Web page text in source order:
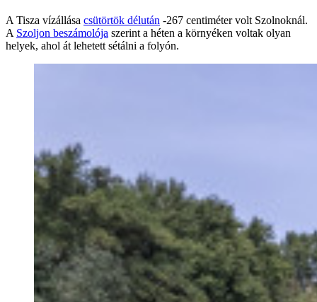
A Tisza vízállása csütörtök délután -267 centiméter volt Szolnoknál.
A Szoljon beszámolója szerint a héten a környéken voltak olyan
helyek, ahol át lehetett sétálni a folyón.